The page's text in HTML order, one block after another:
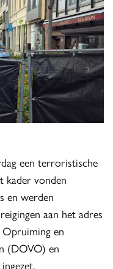
een terroristische
kader vonden
en werden
aan het adres
en
(DOVO) en